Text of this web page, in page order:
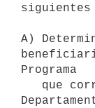
siguientes
A)
Programa